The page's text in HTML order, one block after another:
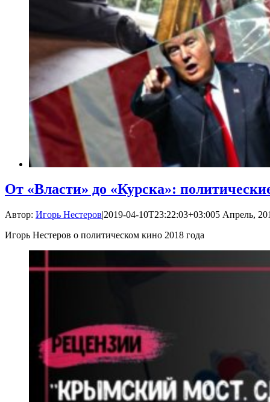
От «Власти» до «Курска»:
Автор: Игорь Нестеров|2019-04-10T23:22:03+03:005 Апрель,
Игорь Нестеров о политическом кино 2018 года